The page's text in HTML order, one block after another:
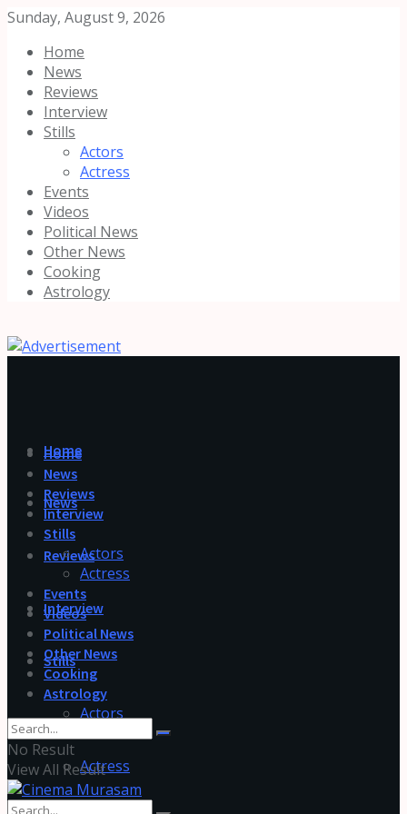
Sunday, August 9, 2026
Home
News
Reviews
Interview
Stills
Actors
Actress
Events
Videos
Political News
Other News
Cooking
Astrology
Home
News
Reviews
Interview
Stills
Actors
Actress
Home
News
Reviews
Interview
Stills
Actors
Actress
Events
Videos
Political News
Other News
Cooking
Astrology
No Result
View All Result